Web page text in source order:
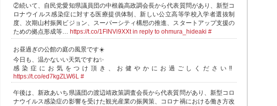
②続いて、自民党愛知県議員団の中根義高政調会長から代表質問があり、新型コ
ロナウイルス感染症に対する医療提供体制、新しい公立高等学校入学者選抜制
度、次期山村振興ビジョン、スーパーシティ構想の推進、スタートアップ支援の
ための拠点形成等… https://t.co/1FINVi9XXt in reply to ohmura_hideaki #
お昼過ぎの公館の庭の風景です☀️
今日も、温かないい天気ですね✨
感染症にお気をつけ頂き、お健やかにお過ごしください‼️
https://t.co/ed7kgZLW6L #
午後は、新政あいち県議団の渡辺靖政策調査会長から代表質問があり、新型コロ
ナウイルス感染症の影響を受けた観光産業の振興策、コロナ禍における働き方改